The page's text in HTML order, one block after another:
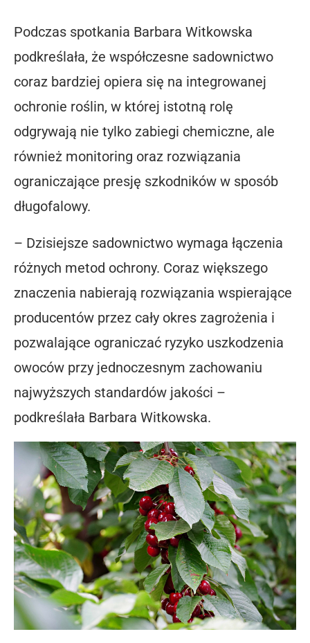
Podczas spotkania Barbara Witkowska
podkreślała, że współczesne sadownictwo
coraz bardziej opiera się na integrowanej
ochronie roślin, w której istotną rolę
odgrywają nie tylko zabiegi chemiczne, ale
również monitoring oraz rozwiązania
ograniczające presję szkodników w sposób
długofalowy.
– Dzisiejsze sadownictwo wymaga łączenia
różnych metod ochrony. Coraz większego
znaczenia nabierają rozwiązania wspierające
producentów przez cały okres zagrożenia i
pozwalające ograniczać ryzyko uszkodzenia
owoców przy jednoczesnym zachowaniu
najwyższych standardów jakości –
podkreślała Barbara Witkowska.